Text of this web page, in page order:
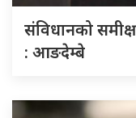
संविधानको
: आङदेम्बे